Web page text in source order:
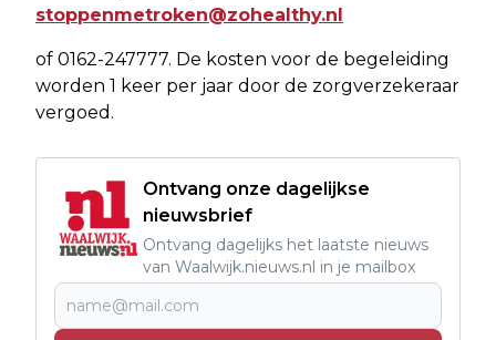
stoppenmetroken@zohealthy.nl
of 0162-247777. De kosten voor de begeleiding
worden 1 keer per jaar door de zorgverzekeraar
vergoed.
Ontvang onze dagelijkse
nieuwsbrief
Ontvang dagelijks het laatste nieuws
van Waalwijk.nieuws.nl in je mailbox